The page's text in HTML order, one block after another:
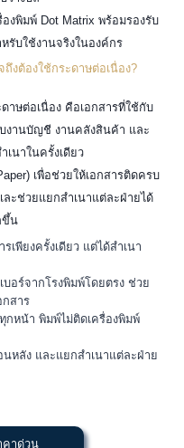
งพิมพ์ Dot Matrix พร้อมรองรับ
รับใช้งานจริงในองค์กร
ถึงต้องใช้กระดาษต่อเนื่อง?
าษต่อเนื่อง คือเอกสารที่ใช้กับ
บงานบัญชี งานคลังสินค้า และ
เนาในครั้งเดียว
เพื่อช่วยให้เอกสารติดครบ
ะช่วยแยกสำเนาแต่ละฝ่ายได้
ขึ้น
เพียงครั้งเดียว แต่ได้สำเนา
อร์จากโรงพิมพ์โดยตรง ช่วย
กสาร
หน้า พิมพ์ไม่ติดเครื่องพิมพ์
หลัง และแยกสำเนาแต่ละฝ่าย
คาด่วน